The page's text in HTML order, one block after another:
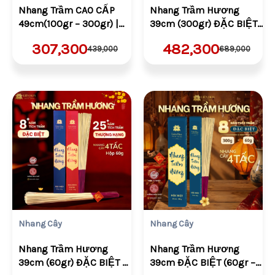
Nhang Trầm CAO CẤP
49cm(100gr – 300gr) |
Tự Nhiên | Thờ Cúng
439,000
307,300
Nhang Trầm Hương
39cm (300gr) ĐẶC BIỆT
689,000
482,300
Nhang Cây
Nhang Trầm Hương
39cm (60gr) ĐẶC BIỆT –
Giá
gốc
là:
VND199,000.
Giá
hiện
tại
là:
VND139,300.
Nhang Cây
Nhang Trầm Hương
39cm ĐẶC BIỆT (60gr –
Giá
gốc
là:
VND199,000.
Giá
hiện
tại
là:
VND139,300.